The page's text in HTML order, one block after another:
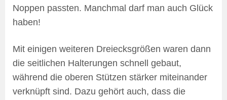
Noppen passten. Manchmal darf man auch Glück
haben!
Mit einigen weiteren Dreiecksgrößen waren dann
die seitlichen Halterungen schnell gebaut,
während die oberen Stützen stärker miteinander
verknüpft sind. Dazu gehört auch, dass die